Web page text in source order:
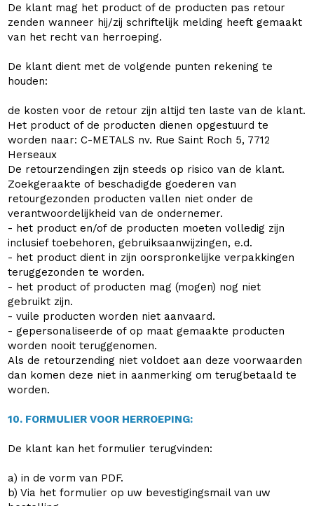
De klant mag het product of de producten pas retour
zenden wanneer hij/zij schriftelijk melding heeft gemaakt
van het recht van herroeping.
De klant dient met de volgende punten rekening te
houden:
de kosten voor de retour zijn altijd ten laste van de klant.
Het product of de producten dienen opgestuurd te
worden naar: C-METALS nv. Rue Saint Roch 5, 7712
Herseaux
De retourzendingen zijn steeds op risico van de klant.
Zoekgeraakte of beschadigde goederen van
retourgezonden producten vallen niet onder de
verantwoordelijkheid van de ondernemer.
- het product en/of de producten moeten volledig zijn
inclusief toebehoren, gebruiksaanwijzingen, e.d.
- het product dient in zijn oorspronkelijke verpakkingen
teruggezonden te worden.
- het product of producten mag (mogen) nog niet
gebruikt zijn.
- vuile producten worden niet aanvaard.
- gepersonaliseerde of op maat gemaakte producten
worden nooit teruggenomen.
Als de retourzending niet voldoet aan deze voorwaarden
dan komen deze niet in aanmerking om terugbetaald te
worden.
10. FORMULIER VOOR HERROEPING:
De klant kan het formulier terugvinden:
a) in de vorm van PDF.
b) Via het formulier op uw bevestigingsmail van uw